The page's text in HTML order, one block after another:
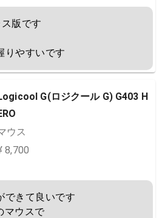
版です
りやすいです
G(ロジクール G) G403 H
ウス
8,700
できて良いです
マウスで